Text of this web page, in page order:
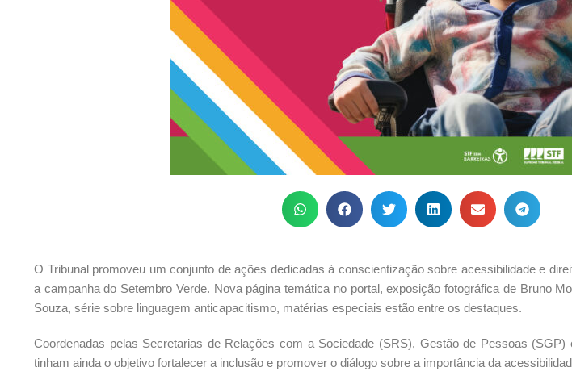
O Tribunal promoveu um conjunto de ações dedicadas à conscientização sobre acessibilidade e
a campanha do Setembro Verde. Nova página temática no portal, exposição fotográfica de Bruno
Souza, série sobre linguagem anticapacitismo, matérias especiais estão entre os destaques.
Coordenadas pelas Secretarias de Relações com a Sociedade (SRS), Gestão de Pessoas
tinham ainda o objetivo fortalecer a inclusão e promover o diálogo sobre a importância da